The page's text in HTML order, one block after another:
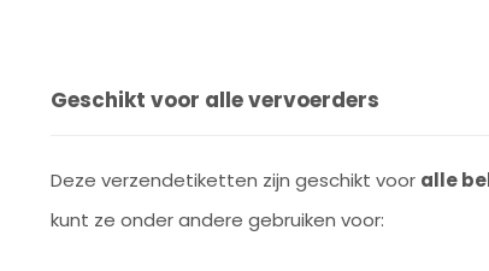
Geschikt voor alle vervoerders
Deze verzendetiketten zijn geschikt voor alle
kunt ze onder andere gebruiken voor: